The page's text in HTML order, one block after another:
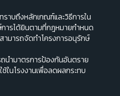
ราบถึงหลักเกณฑ์และวิธีการใน
ารได้ยินตามที่กฎหมายกําหนด
ามารถจัดทําโครงการอนุรักษ์
นำมาตรการป้องกันอันตราย
ช้ในโรงงานเพื่อลดผลกระทบ